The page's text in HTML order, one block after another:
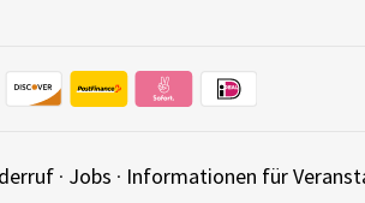
· Jobs · Informationen für